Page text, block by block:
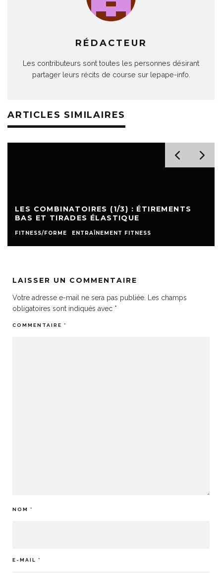
RÉDACTEUR
Les contributeurs sont toutes les personnes désirant
partager leurs récits de course sur lepape-info.
ARTICLES SIMILAIRES
LES COMBINATOIRES (1/3) : ÉTIREMENTS
BAS ET TIRADES ÉLASTIQUE
FITNESS/FORME ENTRAÎNEMENT FITNESS
LAISSER UN COMMENTAIRE
Votre adresse e-mail ne sera pas publiée.
Les champs
obligatoires sont indiqués avec *
COMMENTAIRE *
NOM *
E-MAIL *